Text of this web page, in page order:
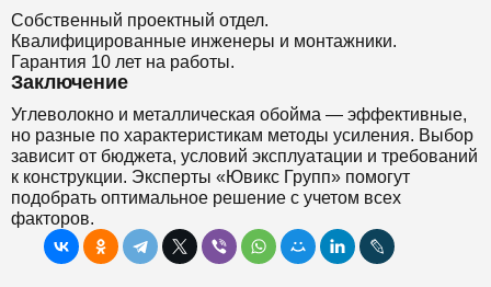
Собственный проектный отдел.
Квалифицированные инженеры и монтажники.
Гарантия 10 лет на работы.
Заключение
Углеволокно и металлическая обойма — эффективные,
но разные по характеристикам методы усиления. Выбор
зависит от бюджета, условий эксплуатации и требований
к конструкции. Эксперты «Ювикс Групп» помогут
подобрать оптимальное решение с учетом всех
факторов.